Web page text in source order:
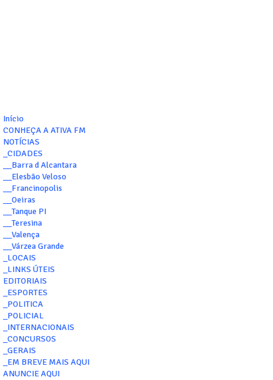
Início
CONHEÇA A ATIVA FM
NOTÍCIAS
_CIDADES
__Barra d Alcantara
__Elesbão Veloso
__Francinopolis
__Oeiras
__Tanque PI
__Teresina
__Valença
__Várzea Grande
_LOCAIS
_LINKS ÚTEIS
EDITORIAIS
_ESPORTES
_POLITICA
_POLICIAL
_INTERNACIONAIS
_CONCURSOS
_GERAIS
_EM BREVE MAIS AQUI
ANUNCIE AQUI